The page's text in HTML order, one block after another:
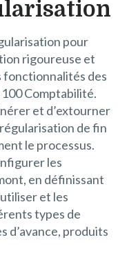
pour
rigoureuse et
fonctionnalités des
Comptabilité.
et d’extourner
de fin
le processus.
les
en définissant
et les
types de
d’avance, produits